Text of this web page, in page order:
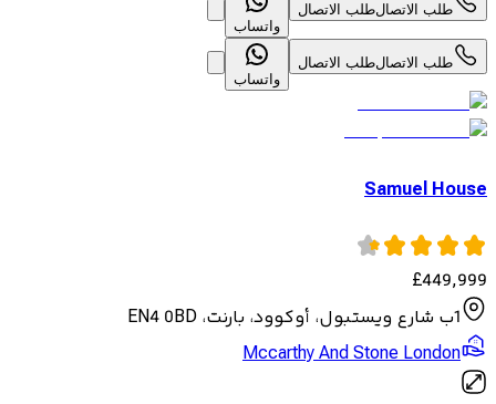
طلب الاتصالطلب الاتصال
واتساب
طلب الاتصالطلب الاتصال
واتساب
Samuel House
£449,999
1ب شارع ويستبول، أوكوود، بارنت، EN4 0BD
Mccarthy And Stone London